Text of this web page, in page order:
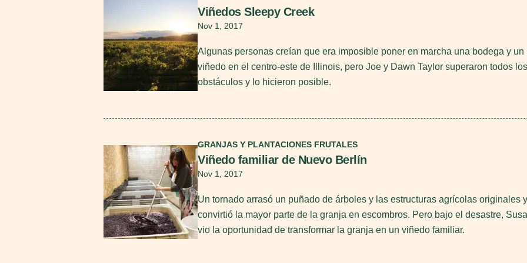
Viñedos Sleepy Creek
Nov 1, 2017
Algunas personas creían que era imposible poner en marcha una bodega y un
viñedo en el centro-este de Illinois, pero Joe y Dawn Taylor superaron todos los
obstáculos y lo hicieron posible.
GRANJAS Y PLANTACIONES FRUTALES
Viñedo familiar de Nuevo Berlín
Nov 1, 2017
Un tornado arrasó un puñado de árboles y las estructuras agrícolas originales y
convirtió la mayor parte de la granja en escombros. Pero bajo el desastre,
vio la oportunidad de transformar la granja en un viñedo familiar.